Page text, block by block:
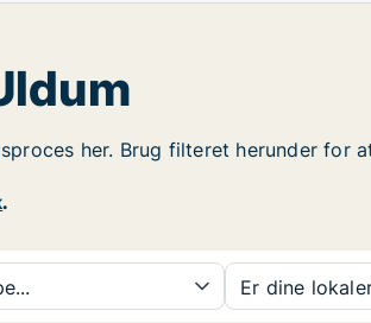
her. Brug filteret herunder for
.
Er dine